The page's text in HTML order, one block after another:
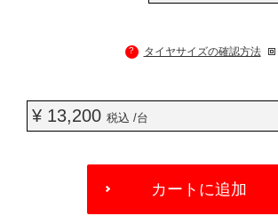
? タイヤサイズの確認方法
¥ 13,200 税込 /台
OPTIONS
カートに追加